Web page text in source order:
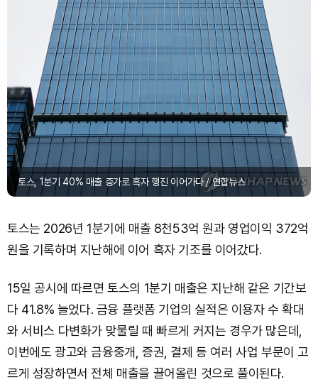
토스, 1분기 40% 매출 증가로 흑자 행진 이어가다 / 연합뉴스
토스는 2026년 1분기에 매출 8천53억 원과 영업이익 372억
원을 기록하며 지난해에 이어 흑자 기조를 이어갔다.
15일 공시에 따르면 토스의 1분기 매출은 지난해 같은 기간보
다 41.8% 늘었다. 금융 플랫폼 기업의 실적은 이용자 수 확대
와 서비스 다변화가 맞물릴 때 빠르게 커지는 경우가 많은데,
이번에도 광고와 금융중개, 증권, 결제 등 여러 사업 부문이 고
르게 성장하면서 전체 매출을 끌어올린 것으로 풀이된다.